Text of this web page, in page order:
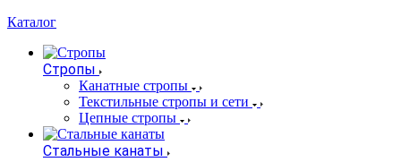
Каталог
Стропы
Канатные стропы
Текстильные стропы и сети
Цепные стропы
Стальные канаты